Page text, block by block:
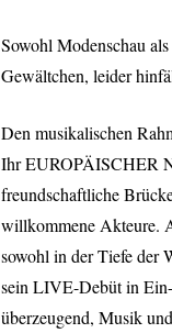
Sowohl Modenschau
Gewältchen, leider
Den musikalischen
Ihr EUROPÄISCHER
freundschaftliche
willkommene Akteure.
sowohl in der Tiefe der
sein LIVE-Debüt in
überzeugend, Musik